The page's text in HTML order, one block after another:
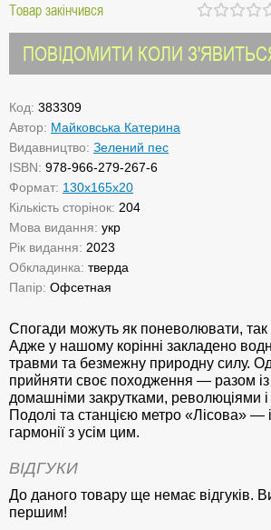
Товар закінчився
ПОВІДОМИТИ КОЛИ
Код: 383309
Автор: Майковська Катерина
Видавництво: Зелений пес
ISBN: 978-966-279-267-6
Формат: 130х165х20
Кількість сторінок: 204
Мова видання: укр
Рік видання: 2023
Обкладинка: тверда
Папір: Офсетная
Спогади можуть як поневолювати, так
Адже у нашому корінні закладено
травми та безмежну природну силу.
прийняти своє походження — разом із
домашніми закрутками, революціями
Подолі та станцією метро «Лісова» —
гармонії з усім цим.
ВІДГУКИ
До даного товару ще немає відгуків.
першим!